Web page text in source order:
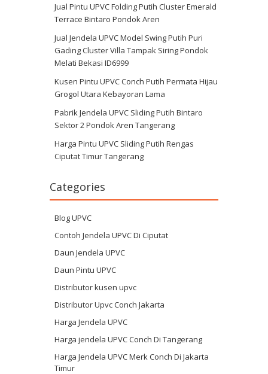
Jual Pintu UPVC Folding Putih Cluster Emerald
Terrace Bintaro Pondok Aren
Jual Jendela UPVC Model Swing Putih Puri
Gading Cluster Villa Tampak Siring Pondok
Melati Bekasi ID6999
Kusen Pintu UPVC Conch Putih Permata Hijau
Grogol Utara Kebayoran Lama
Pabrik Jendela UPVC Sliding Putih Bintaro
Sektor 2 Pondok Aren Tangerang
Harga Pintu UPVC Sliding Putih Rengas
Ciputat Timur Tangerang
Categories
Blog UPVC
Contoh Jendela UPVC Di Ciputat
Daun Jendela UPVC
Daun Pintu UPVC
Distributor kusen upvc
Distributor Upvc Conch Jakarta
Harga Jendela UPVC
Harga jendela UPVC Conch Di Tangerang
Harga Jendela UPVC Merk Conch Di Jakarta
Timur